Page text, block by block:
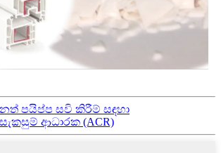
පයිප්ප සවි කිරීම් සඳහා
ආධාරක (ACR)